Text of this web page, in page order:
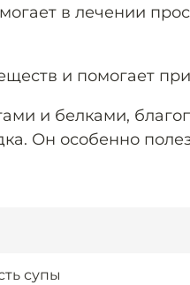
в лечении
и помогает
и белками,
Он особенно
супы